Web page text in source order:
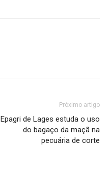
Próximo artigo
Epagri de Lages estuda o uso
do bagaço da maçã na
pecuária de corte